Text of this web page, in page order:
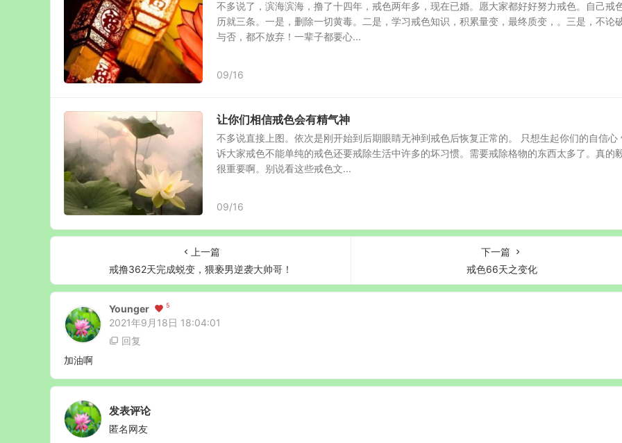
不多说了，滨海滨海，撸了十四年，戒色两年多，现在已婚。愿大家都好好努力戒色。自己戒
历就三条。一是，删除一切黄毒。二是，学习戒色知识，积累量变，最终质变，。三是，不论
与否，都不放弃！一辈子都要心...
09/16
让你们相信戒色会有精气神
不多说直接上图。依次是刚开始到后期眼睛无神到戒色后恢复正常的。 只想生起你们的自信心
诉大家戒色不能单纯的戒色还要戒除生活中许多的坏习惯。需要戒除格物的东西太多了。真的
很重要啊。别说看这些戒色文...
09/16
上一篇
戒撸362天完成蜕变，猥亵男逆袭大帅哥！
下一篇
戒色66天之变化
Younger 5
2021年9月18日 18:04:01
回复
加油啊
发表评论
匿名网友